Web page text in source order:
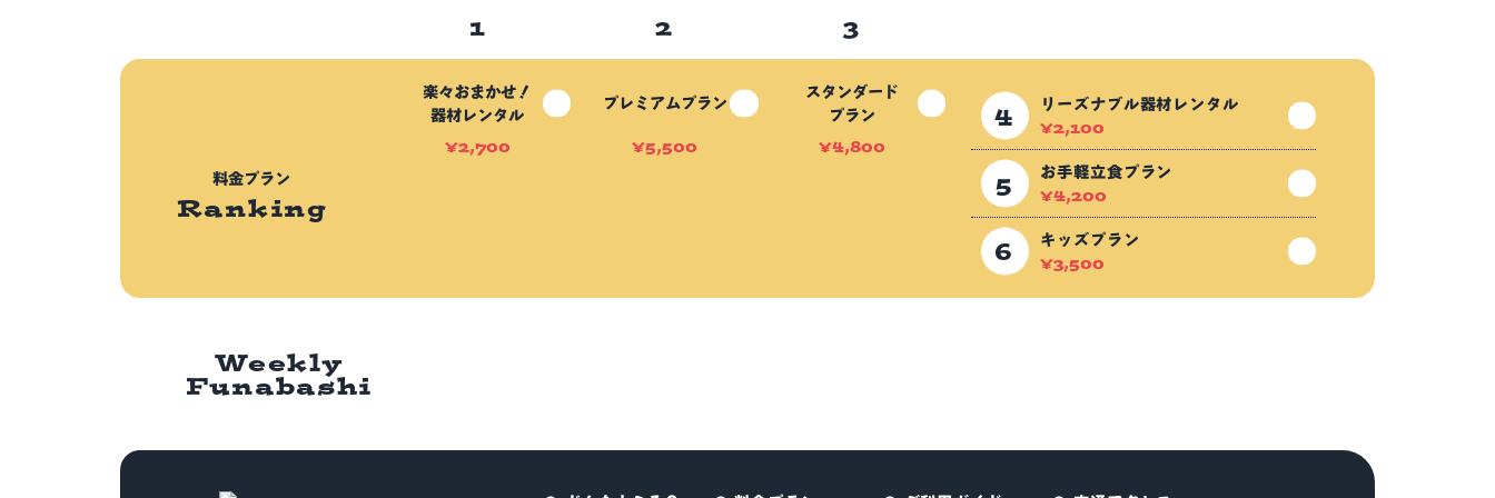
料金プラン
Ranking
楽々おまかせ！
器材レンタル
¥2,700
プレミアムプラン
¥5,500
スタンダード
プラン
¥4,800
リーズナブル器材レンタル
¥2,100
お手軽立食プラン
¥4,200
キッズプラン
¥3,500
Weekly
Funabashi